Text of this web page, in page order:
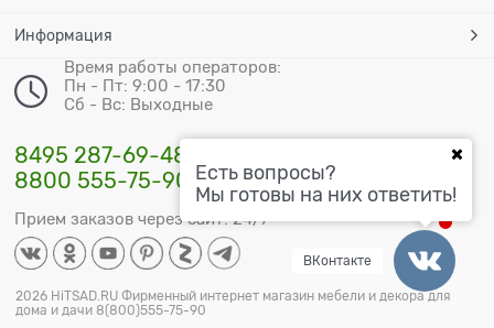
Информация
Время работы операторов:
Пн - Пт: 9:00 - 17:30
Сб - Вс: Выходные
8495 287-69-48
8800 555-75-90
Прием заказов через сайт: 24/7
2026 HiTSAD.RU Фирменный интернет магазин мебели и декора для
дома и дачи 8(800)555-75-90
Есть вопросы?
Мы готовы на них ответить!
ВКонтакте